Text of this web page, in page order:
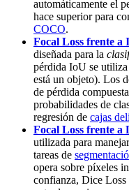
automáticamente el
hace superior para
COCO.
Focal Loss frente a
diseñada para la
pérdida IoU se utiliza
está un objeto). Los
de pérdida
probabilidades de
regresión de cajas
Focal Loss frente a
utilizada para
tareas de
opera sobre píxeles
confianza, Dice